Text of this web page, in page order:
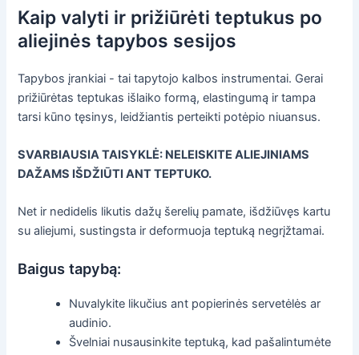
Kaip valyti ir prižiūrėti teptukus po
aliejinės tapybos sesijos
Tapybos įrankiai - tai tapytojo kalbos instrumentai. Gerai
prižiūrėtas teptukas išlaiko formą, elastingumą ir tampa
tarsi kūno tęsinys, leidžiantis perteikti potėpio niuansus.
SVARBIAUSIA TAISYKLĖ: NELEISKITE ALIEJINIAMS
DAŽAMS IŠDŽIŪTI ANT TEPTUKO.
Net ir nedidelis likutis dažų šerelių pamate, išdžiūvęs kartu
su aliejumi, sustingsta ir deformuoja teptuką negrįžtamai.
Baigus tapybą:
Nuvalykite likučius ant popierinės servetėlės ar
audinio.
Švelniai nusausinkite teptuką, kad pašalintumėte